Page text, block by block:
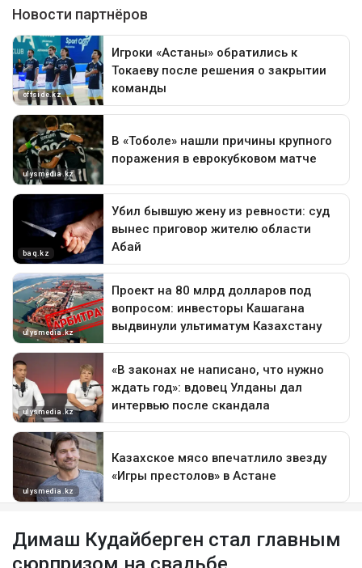
Димаш Кудайберген стал главным